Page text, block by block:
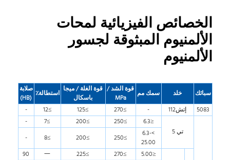
الخصائص الفيزيائية لمحات
الألمنيوم المبثوقة لجسور
الألمنيوم
سبائك خلد سمك مم قوة الشد/
MPa
قوة الغلة/ ميجا
باسكال
استطالة٪ صلابة
(
HB
)
5083
إتش112 -
≥270
≥125
≥12
-
تي 5
≤6.3
≥250
≥200
≥7
-
>6.3-
25.00
≥250
≥200
≥8
-
≤5.00
≥270
≥225
一
90